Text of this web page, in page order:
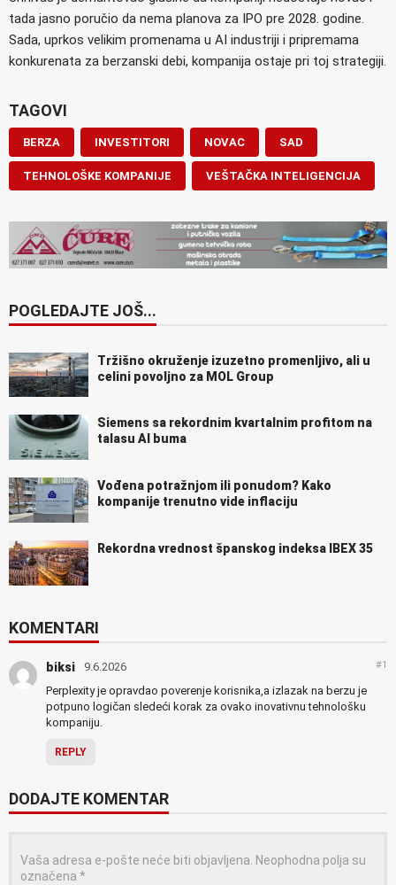
tada jasno poručio da nema planova za IPO pre 2028. godine.
Sada, uprkos velikim promenama u AI industriji i pripremama
konkurenata za berzanski debi, kompanija ostaje pri toj strategiji.
TAGOVI
BERZA INVESTITORI NOVAC SAD
TEHNOLOŠKE KOMPANIJE VEŠTAČKA INTELIGENCIJA
POGLEDAJTE JOŠ...
Tržišno okruženje izuzetno promenljivo, ali u
celini povoljno za MOL Group
Siemens sa rekordnim kvartalnim profitom na
talasu AI buma
Vođena potražnjom ili ponudom? Kako
kompanije trenutno vide inflaciju
Rekordna vrednost španskog indeksa IBEX 35
KOMENTARI
biksi 9.6.2026 #1
Perplexity je opravdao poverenje korisnika,a izlazak na berzu je
potpuno logičan sledeći korak za ovako inovativnu tehnološku
kompaniju.
REPLY
DODAJTE KOMENTAR
Vaša adresa e-pošte neće biti objavljena. Neophodna polja su
označena *